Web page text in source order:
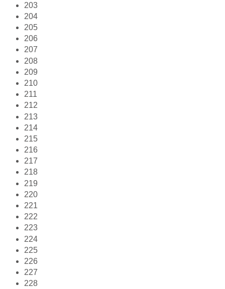
203
204
205
206
207
208
209
210
211
212
213
214
215
216
217
218
219
220
221
222
223
224
225
226
227
228